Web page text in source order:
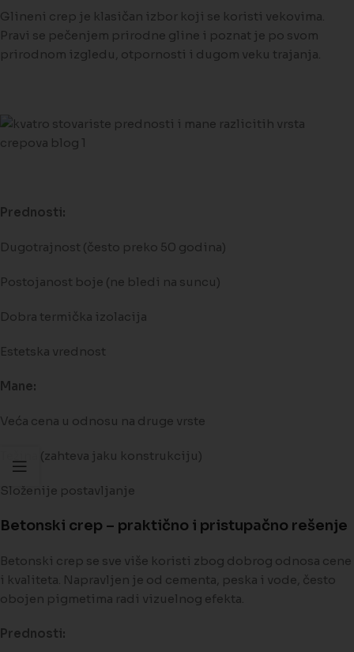
Glineni crep je klasičan izbor koji se koristi vekovima.
Pravi se pečenjem prirodne gline i poznat je po svom
prirodnom izgledu, otpornosti i dugom veku trajanja.
Prednosti:
Dugotrajnost (često preko 50 godina)
Postojanost boje (ne bledi na suncu)
Dobra termička izolacija
Estetska vrednost
Mane:
Veća cena u odnosu na druge vrste
Težina (zahteva jaku konstrukciju)
Složenije postavljanje
Betonski crep – praktično i pristupačno rešenje
Betonski crep se sve više koristi zbog dobrog odnosa cene
i kvaliteta. Napravljen je od cementa, peska i vode, često
obojen pigmetima radi vizuelnog efekta.
Prednosti: